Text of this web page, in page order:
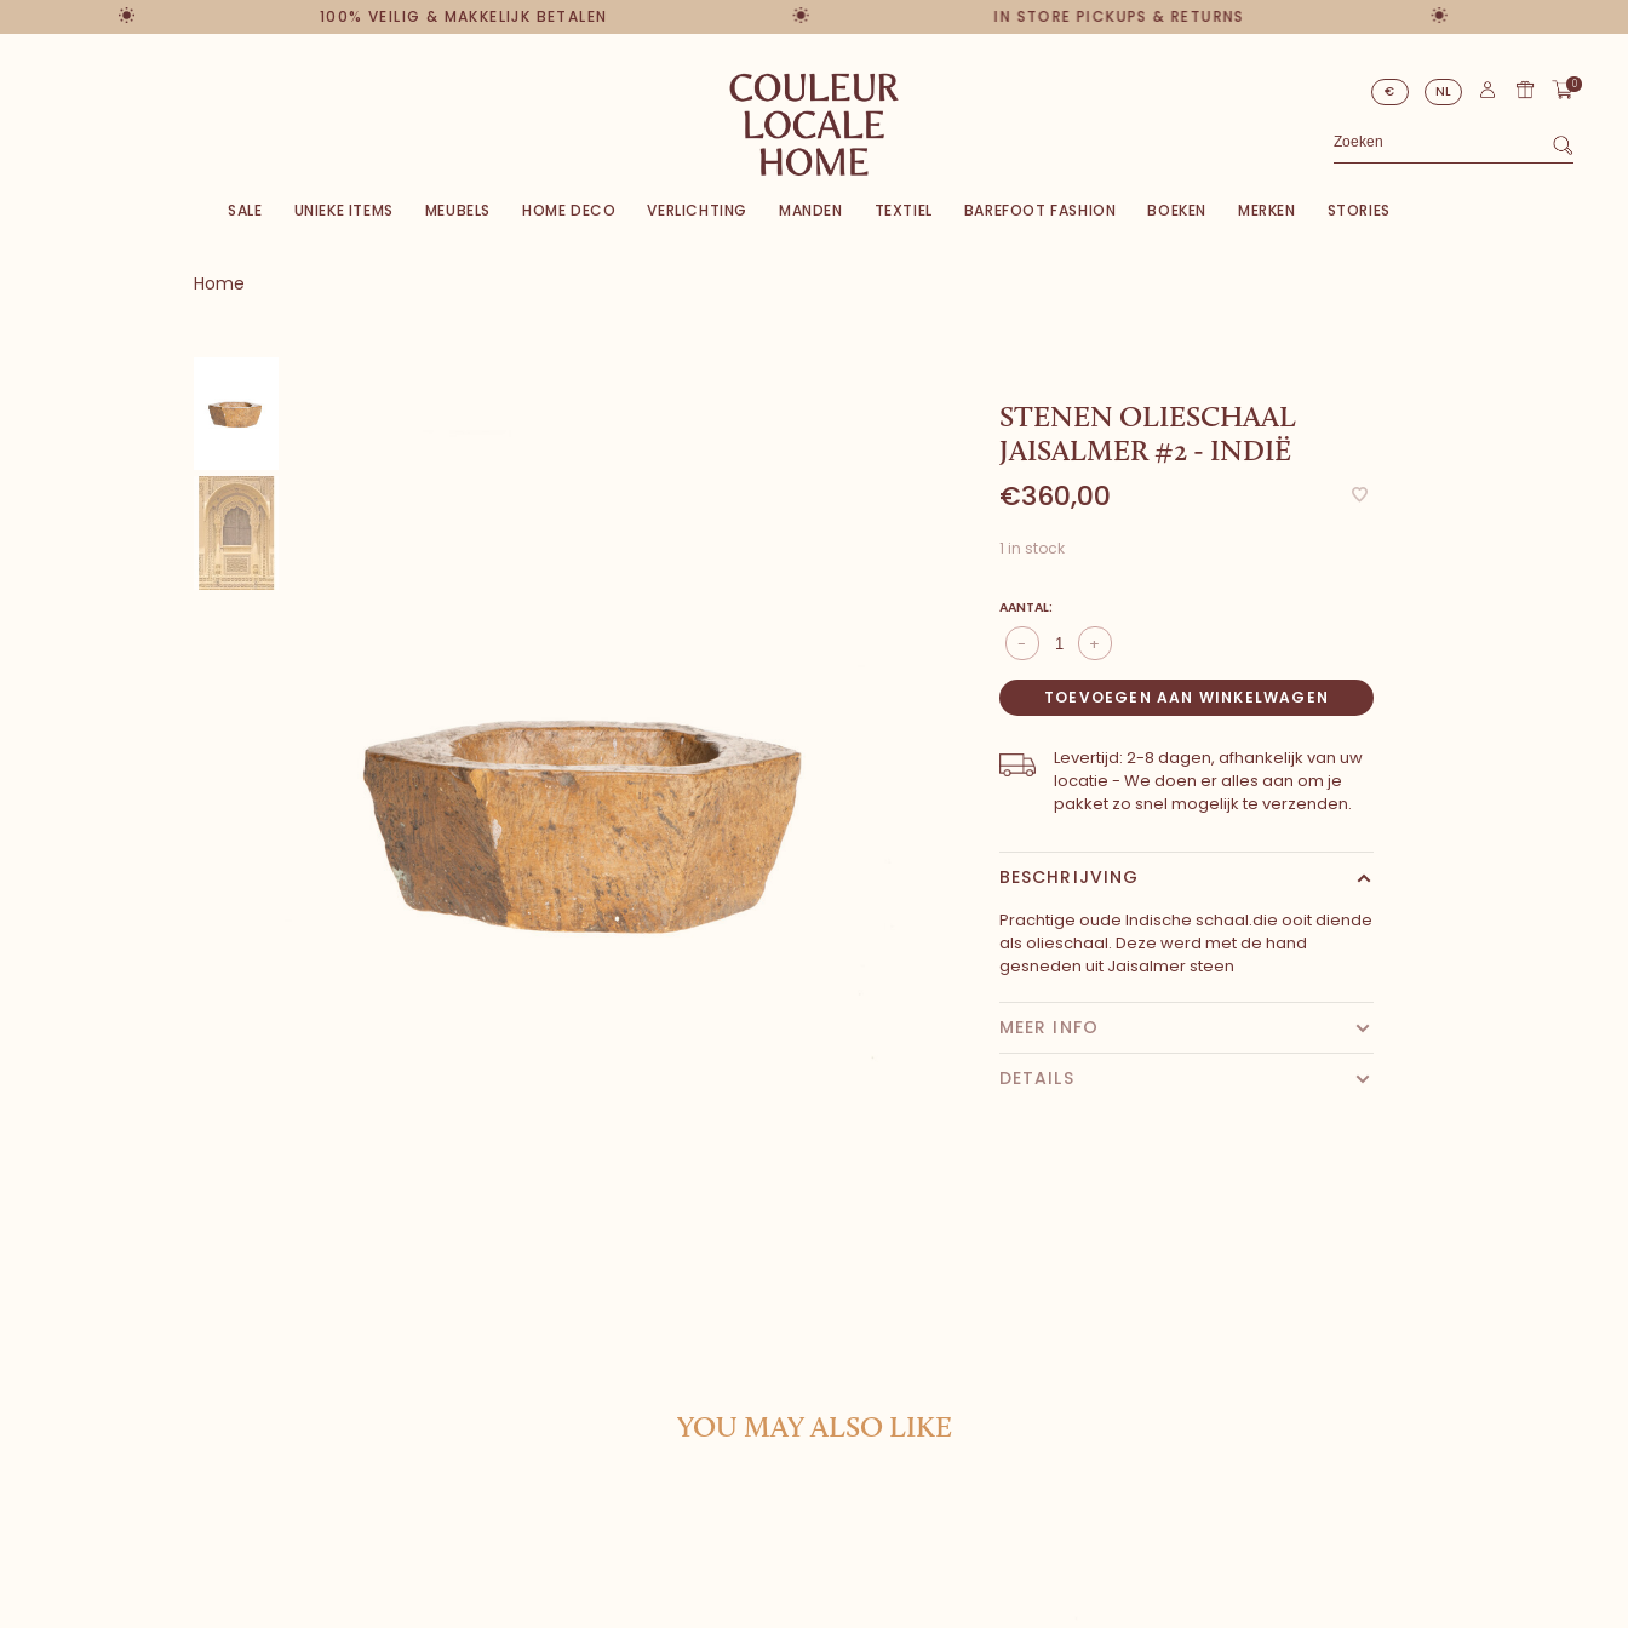
100% VEILIG & MAKKELIJK BETALEN IN STORE PICKUPS & RETURNS
€ NL 0
SALE UNIEKE ITEMS MEUBELS HOME DECO VERLICHTING MANDEN TEXTIEL BAREFOOT FASHION BOEKEN MERKEN STORIES
Home
STENEN OLIESCHAAL
JAISALMER #2 - INDIË
€360,00
1 in stock
AANTAL:
+
-
TOEVOEGEN AAN WINKELWAGEN
Levertijd: 2-8 dagen, afhankelijk van uw
locatie - We doen er alles aan om je
pakket zo snel mogelijk te verzenden.
BESCHRIJVING
Prachtige oude Indische schaal.die ooit diende
als olieschaal. Deze werd met de hand
gesneden uit Jaisalmer steen
MEER INFO
DETAILS
YOU MAY ALSO LIKE